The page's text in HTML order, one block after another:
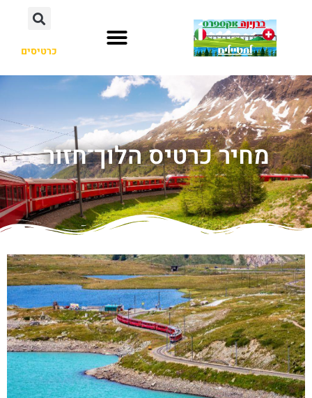
כרטיסים
מחיר כרטיס הלוך־חזור